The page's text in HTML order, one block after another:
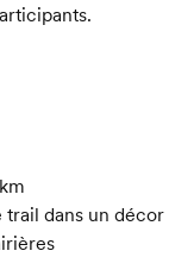
dans un décor